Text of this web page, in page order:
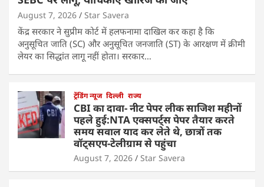
August 7, 2026 Star Savera
केंद्र सरकार ने सुप्रीम कोर्ट में हलफनामा दाखिल कर कहा है कि
अनुसूचित जाति (SC) और अनुसूचित जनजाति (ST) के आरक्षण में क्रीमी
लेयर का सिद्धांत लागू नहीं होता। सरकार…
ट्रेंडिंग न्यूज दिल्ली राज्य
CBI का दावा- नीट पेपर लीक साजिश महीनों
पहले हुई:NTA एक्सपर्ट्स पेपर तैयार करते
समय सवाल याद कर लेते थे, छात्रों तक
वॉट्सएप-टेलीग्राम से पहुंचा
August 7, 2026 Star Savera